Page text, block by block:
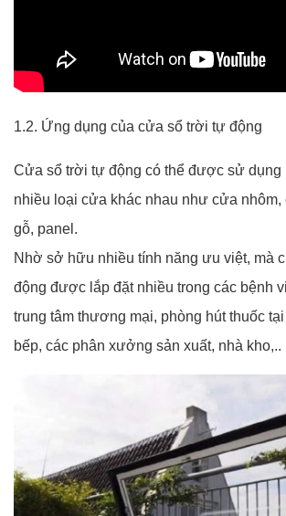
1.2. Ứng dụng của cửa sổ trời tự động
Cửa sổ trời tự động có thể được sử dụng
nhiều loại cửa khác nhau như cửa
gỗ, panel.
Nhờ sở hữu nhiều tính năng ưu việt, mà
động được lắp đặt nhiều trong các bệnh
trung tâm thương mại, phòng hút thuốc
bếp, các phân xưởng sản xuất, nhà kho,..